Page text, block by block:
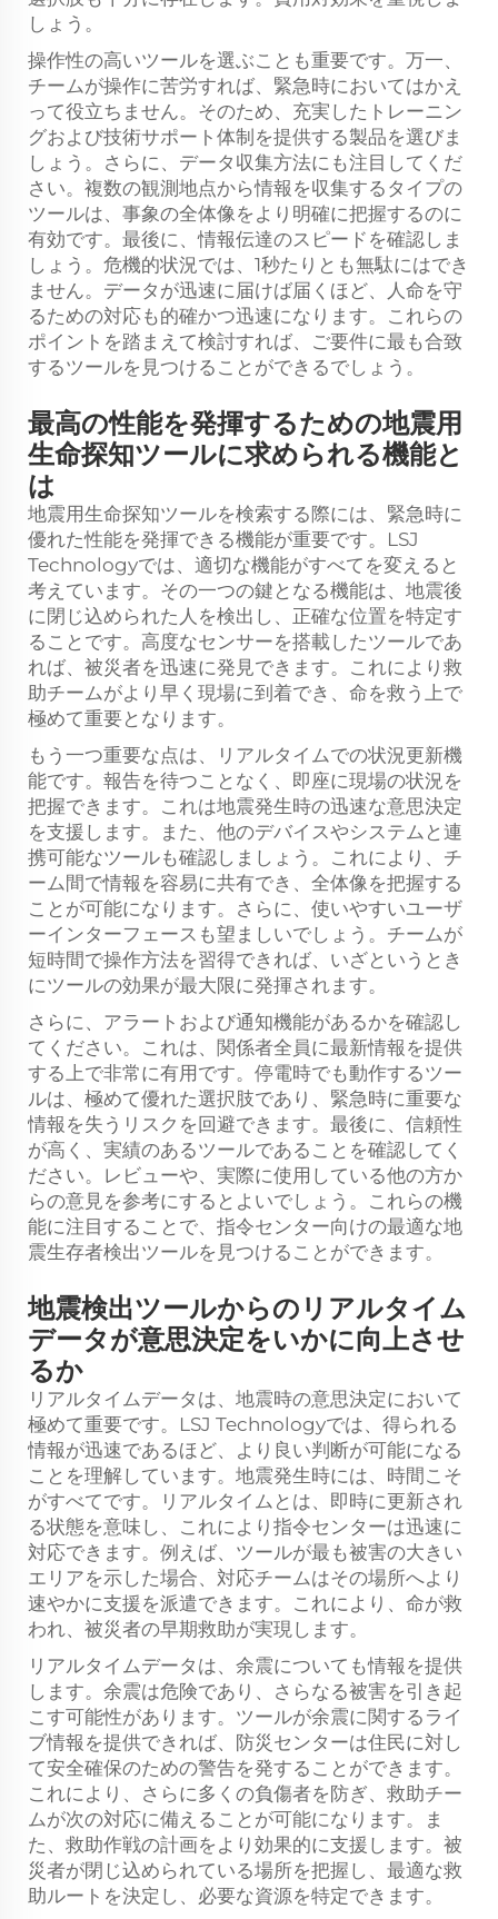
しょう。
操作性の高いツールを選ぶことも重要です。万一、
チームが操作に苦労すれば、緊急時においてはかえ
って役立ちません。そのため、充実したトレーニン
グおよび技術サポート体制を提供する製品を選びま
しょう。さらに、データ収集方法にも注目してくだ
さい。複数の観測地点から情報を収集するタイプの
ツールは、事象の全体像をより明確に把握するのに
有効です。最後に、情報伝達のスピードを確認しま
しょう。危機的状況では、1秒たりとも無駄にはでき
ません。データが迅速に届けば届くほど、人命を守
るための対応も的確かつ迅速になります。これらの
ポイントを踏まえて検討すれば、ご要件に最も合致
するツールを見つけることができるでしょう。
最高の性能を発揮するための地震用
生命探知ツールに求められる機能と
は
地震用生命探知ツールを検索する際には、緊急時に
優れた性能を発揮できる機能が重要です。LSJ
Technologyでは、適切な機能がすべてを変えると
考えています。その一つの鍵となる機能は、地震後
に閉じ込められた人を検出し、正確な位置を特定す
ることです。高度なセンサーを搭載したツールであ
れば、被災者を迅速に発見できます。これにより救
助チームがより早く現場に到着でき、命を救う上で
極めて重要となります。
もう一つ重要な点は、リアルタイムでの状況更新機
能です。報告を待つことなく、即座に現場の状況を
把握できます。これは地震発生時の迅速な意思決定
を支援します。また、他のデバイスやシステムと連
携可能なツールも確認しましょう。これにより、チ
ーム間で情報を容易に共有でき、全体像を把握する
ことが可能になります。さらに、使いやすいユーザ
ーインターフェースも望ましいでしょう。チームが
短時間で操作方法を習得できれば、いざというとき
にツールの効果が最大限に発揮されます。
さらに、アラートおよび通知機能があるかを確認し
てください。これは、関係者全員に最新情報を提供
する上で非常に有用です。停電時でも動作するツー
ルは、極めて優れた選択肢であり、緊急時に重要な
情報を失うリスクを回避できます。最後に、信頼性
が高く、実績のあるツールであることを確認してく
ださい。レビューや、実際に使用している他の方か
らの意見を参考にするとよいでしょう。これらの機
能に注目することで、指令センター向けの最適な地
震生存者検出ツールを見つけることができます。
地震検出ツールからのリアルタイム
データが意思決定をいかに向上させ
るか
リアルタイムデータは、地震時の意思決定において
極めて重要です。LSJ Technologyでは、得られる
情報が迅速であるほど、より良い判断が可能になる
ことを理解しています。地震発生時には、時間こそ
がすべてです。リアルタイムとは、即時に更新され
る状態を意味し、これにより指令センターは迅速に
対応できます。例えば、ツールが最も被害の大きい
エリアを示した場合、対応チームはその場所へより
速やかに支援を派遣できます。これにより、命が救
われ、被災者の早期救助が実現します。
リアルタイムデータは、余震についても情報を提供
します。余震は危険であり、さらなる被害を引き起
こす可能性があります。ツールが余震に関するライ
ブ情報を提供できれば、防災センターは住民に対し
て安全確保のための警告を発することができます。
これにより、さらに多くの負傷者を防ぎ、救助チー
ムが次の対応に備えることが可能になります。ま
た、救助作戦の計画をより効果的に支援します。被
災者が閉じ込められている場所を把握し、最適な救
助ルートを決定し、必要な資源を特定できます。